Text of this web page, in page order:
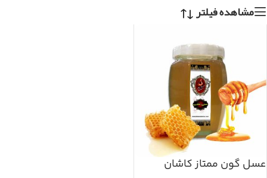
مشاهده فیلتر
عسل گون ممتاز کاشان